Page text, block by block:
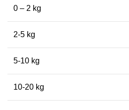
0 – 2 kg
2-5 kg
5-10 kg
10-20 kg